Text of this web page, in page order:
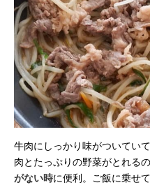
牛肉にしっかり味がついてい
肉とたっぷりの野菜がとれるの
がない時に便利。ご飯に乗せ